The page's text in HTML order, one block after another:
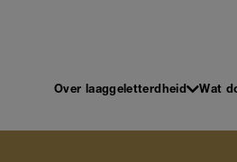
Main
navigation
Over laaggeletterdheid Wat